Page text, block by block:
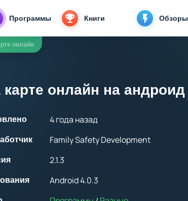
Программы Книги Обзоры
онлайн
онлайн на андроид
4 года назад
Family Safety Development
2.1.3
Android 4.0.3